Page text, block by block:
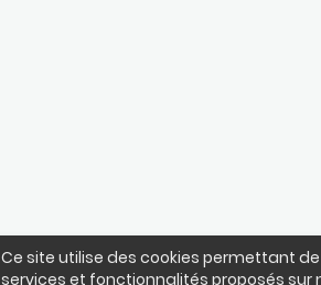
Ce site utilise des cookies permettant
services et fonctionnalités proposés sur